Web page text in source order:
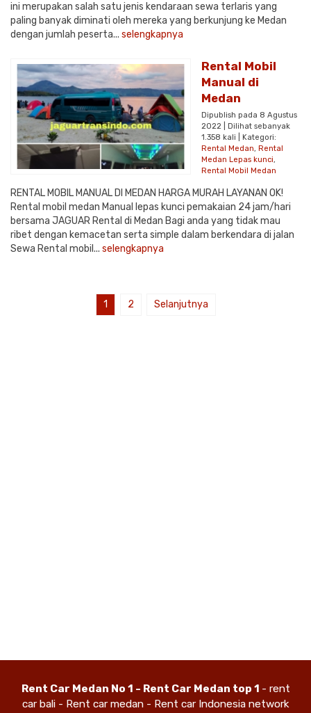
ini merupakan salah satu jenis kendaraan sewa terlaris yang
paling banyak diminati oleh mereka yang berkunjung ke Medan
dengan jumlah peserta... selengkapnya
Rental Mobil
Manual di
Medan
Dipublish pada 8 Agustus
2022 | Dilihat sebanyak
1.358 kali | Kategori:
Rental Medan, Rental
Medan Lepas kunci,
Rental Mobil Medan
RENTAL MOBIL MANUAL DI MEDAN HARGA MURAH LAYANAN OK!
Rental mobil medan Manual lepas kunci pemakaian 24 jam/hari
bersama JAGUAR Rental di Medan Bagi anda yang tidak mau
ribet dengan kemacetan serta simple dalam berkendara di jalan
Sewa Rental mobil... selengkapnya
1 2 Selanjutnya
Rent Car Medan No 1 - Rent Car Medan top 1 - rent
car bali - Rent car medan - Rent car Indonesia network